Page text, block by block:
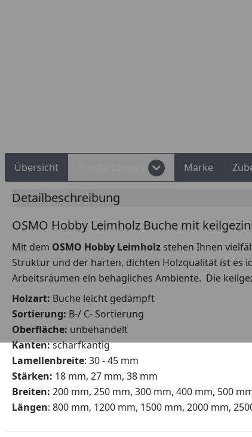
Übersicht Marke
Detailbeschreibung
OSMO Hobby Leimholz Buche mit
Mit dem OSMO Hobby Leimholz stehen Ihnen
Struktur und der harten, dichten Holzqualität ist es
Arbeitsräumen ein behagliches Ambiente. Die
Holzart: Buche leicht gedämpft
Sortierung: B-/ C- Sortierung
Oberfläche: unbehandelt
Kanten:scharfkantig
Lamellenbreite: 30 - 45 mm
Stärken: 18 mm, 27 mm, 38 mm
Breiten: 200 mm, 250 mm, 300 mm, 400 mm, 500
Längen: 800 mm, 1200 mm, 1500 mm, 2000 mm,